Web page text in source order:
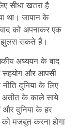
सीधा खतरा है
था। जापान के
को अपनाकर एक
झुलस सकते हैं।
अध्ययन के बाद
सहयोग और आपसी
दुनिया के लिए
अतीत के काले साये
और दुनिया के हर
को मजबूत करना होगा